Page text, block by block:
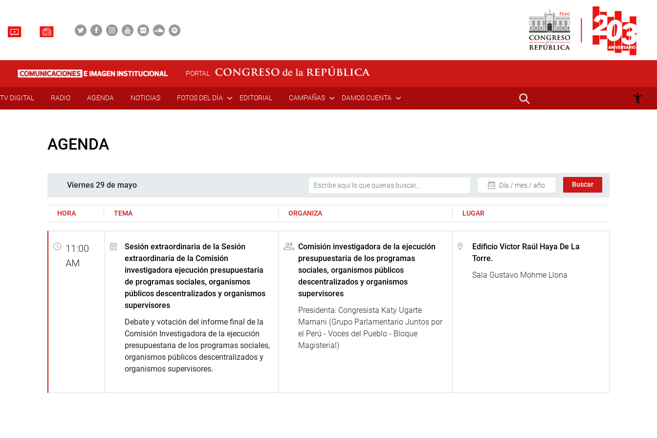
PORTAL
TV DIGITAL RADIO AGENDA NOTICIAS FOTOS DEL DÍA EDITORIAL CAMPAÑAS DAMOS CUENTA
AGENDA
Viernes 29 de mayo Día / mes / año
HORA TEMA ORGANIZA LUGAR
11:00
AM
Sesión extraordinaria de la Sesión
extraordinaria de la Comisión
investigadora ejecución presupuestaria
de programas sociales, organismos
públicos descentralizados y organismos
supervisores
Debate y votación del informe final de la
Comisión Investigadora de la ejecución
presupuestaria de los programas sociales,
organismos públicos descentralizados y
organismos supervisores.
Comisión investigadora de la ejecución
presupuestaria de los programas
sociales, organismos públicos
descentralizados y organismos
supervisores
Presidenta: Congresista Katy Ugarte
Mamani (Grupo Parlamentario Juntos por
el Perú - Voces del Pueblo - Bloque
Magisterial)
Edificio Víctor Raúl Haya De La
Torre.
Sala Gustavo Mohme Llona